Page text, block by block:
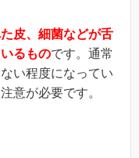
皮、細菌などが舌
るものです。通常
い程度になってい
意が必要です。